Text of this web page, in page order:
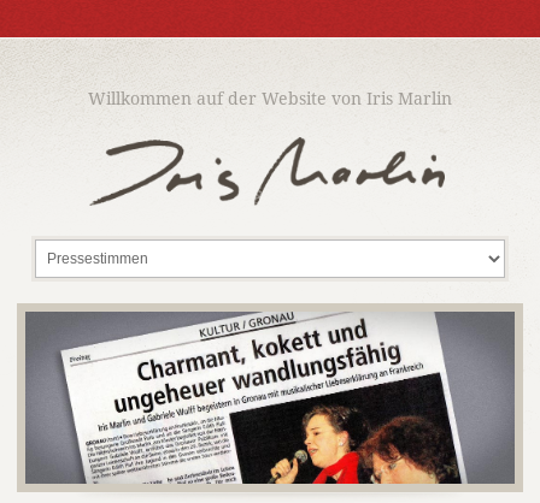
Willkommen auf der Website von Iris Marlin